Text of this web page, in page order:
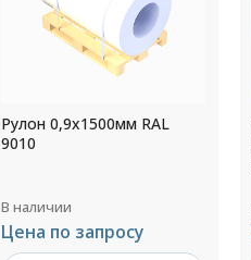
Труба водосточная
диаметр 140 мм L=1250мм
В наличии
535 ₽ за шт